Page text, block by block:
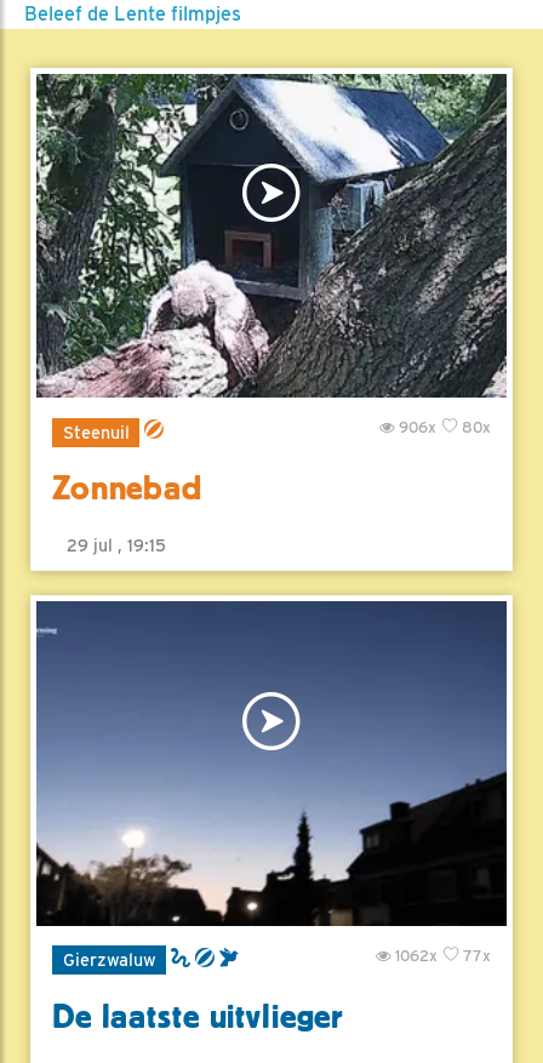
Beleef de Lente filmpjes
Steenuil 80x
906x
Zonnebad
29 jul , 19:15
Gierzwaluw 77x
1062x
De laatste uitvlieger